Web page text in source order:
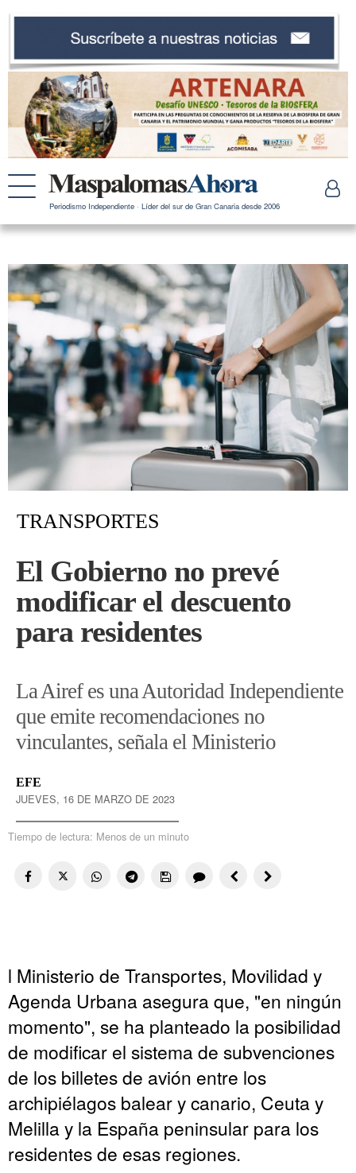
Periodismo Independiente · Líder del sur de Gran Canaria desde 2006
TRANSPORTES
El Gobierno no prevé
modificar el descuento
para residentes
La Airef es una Autoridad Independiente
que emite recomendaciones no
vinculantes, señala el Ministerio
EFE
JUEVES, 16 DE MARZO DE 2023
Tiempo de lectura: Menos de un minuto
l Ministerio de Transportes, Movilidad y
Agenda Urbana asegura que, "en ningún
momento", se ha planteado la posibilidad
de modificar el sistema de subvenciones
de los billetes de avión entre los
archipiélagos balear y canario, Ceuta y
Melilla y la España peninsular para los
residentes de esas regiones.